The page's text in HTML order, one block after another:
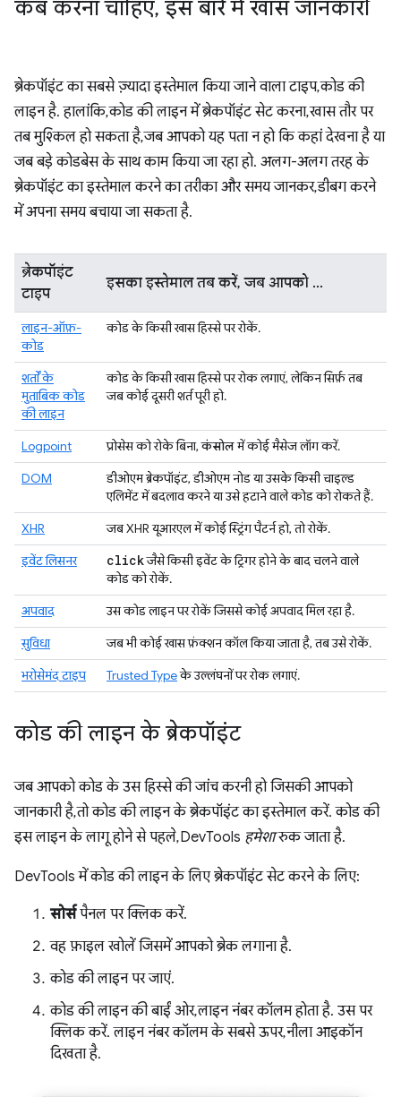
कब करना चाहिए, इस बारे में खास जानकारी
ब्रेकपॉइंट का सबसे ज़्यादा इस्तेमाल किया जाने वाला टाइप, कोड की
लाइन है. हालांकि, कोड की लाइन में ब्रेकपॉइंट सेट करना, खास तौर पर
तब मुश्किल हो सकता है, जब आपको यह पता न हो कि कहां देखना है या
जब बड़े कोडबेस के साथ काम किया जा रहा हो. अलग-अलग तरह के
ब्रेकपॉइंट का इस्तेमाल करने का तरीका और समय जानकर, डीबग करने
में अपना समय बचाया जा सकता है.
ब्रेकपॉइंट
टाइप
इसका इस्तेमाल तब करें, जब आपको ...
लाइन-ऑफ़-
कोड
कोड के किसी खास हिस्से पर रोकें.
शर्तों के
मुताबिक कोड
की लाइन
कोड के किसी खास हिस्से पर रोक लगाएं, लेकिन सिर्फ़ तब
जब कोई दूसरी शर्त पूरी हो.
Logpoint प्रोसेस को रोके बिना,कंसोलमें कोई मैसेज लॉग करें.
DOM
डीओएम ब्रेकपॉइंट, डीओएम नोड या उसके किसी चाइल्ड
एलिमेंट में बदलाव करने या उसे हटाने वाले कोड को रोकते हैं.
XHR
जब XHR यूआरएल में कोई स्ट्रिंग पैटर्न हो, तो रोकें.
इवेंट लिसनर
clickजैसे किसी इवेंट के ट्रिगर होने के बाद चलने वाले
कोड को रोकें.
अपवाद
उस कोड लाइन पर रोकें जिससे कोई अपवाद मिल रहा है.
सुविधा
जब भी कोई खास फ़ंक्शन कॉल किया जाता है, तब उसे रोकें.
भरोसेमंद टाइप
Trusted Typeके उल्लंघनों पर रोक लगाएं.
कोड की लाइन के ब्रेकपॉइंट
जब आपको कोड के उस हिस्से की जांच करनी हो जिसकी आपको
जानकारी है, तो कोड की लाइन के ब्रेकपॉइंट का इस्तेमाल करें. कोड की
इस लाइन के लागू होने से पहले, DevTools हमेशारुक जाता है.
DevTools में कोड की लाइन के लिए ब्रेकपॉइंट सेट करने के लिए:
सोर्सपैनल पर क्लिक करें.
वह फ़ाइल खोलें जिसमें आपको ब्रेक लगाना है.
कोड की लाइन पर जाएं.
कोड की लाइन की बाईं ओर, लाइन नंबर कॉलम होता है. उस पर
क्लिक करें. लाइन नंबर कॉलम के सबसे ऊपर, नीला आइकॉन
दिखता है.